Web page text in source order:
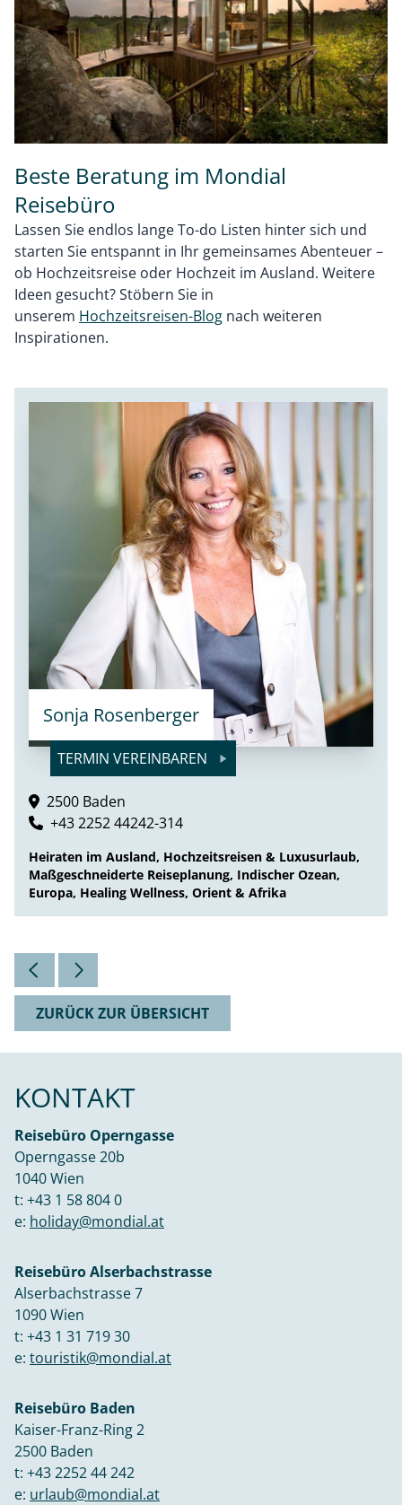
Beste Beratung im Mondial
Reisebüro
Lassen Sie endlos lange To-do Listen hinter sich und
starten Sie entspannt in Ihr gemeinsames Abenteuer –
ob Hochzeitsreise oder Hochzeit im Ausland. Weitere
Ideen gesucht? Stöbern Sie in
unserem Hochzeitsreisen-Blog nach weiteren
Inspirationen.
Sonja Rosenberger
TERMIN VEREINBAREN
2500 Baden
+43 2252 44242-314
Heiraten im Ausland, Hochzeitsreisen & Luxusurlaub,
Maßgeschneiderte Reiseplanung, Indischer Ozean,
Europa, Healing Wellness, Orient & Afrika
ZURÜCK ZUR ÜBERSICHT
KONTAKT
Reisebüro Operngasse
Operngasse 20b
1040 Wien
t: +43 1 58 804 0
e: holiday@mondial.at
Reisebüro Alserbachstrasse
Alserbachstrasse 7
1090 Wien
t: +43 1 31 719 30
e: touristik@mondial.at
Reisebüro Baden
Kaiser-Franz-Ring 2
2500 Baden
t: +43 2252 44 242
e: urlaub@mondial.at